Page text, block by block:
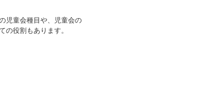
児童会種目や、児童会の
の役割もあります。